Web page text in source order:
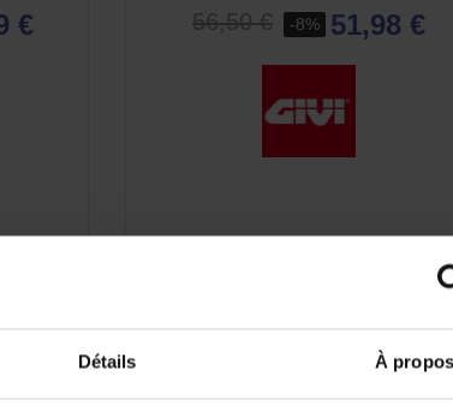
Détails À
(3 avis)
€ 56,50 € -8% 51,98 €